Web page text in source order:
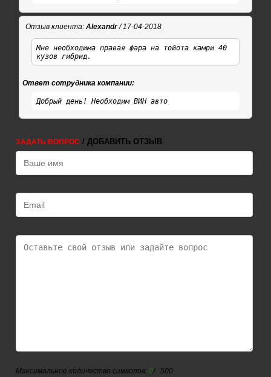
Отзыв клиента: Alexandr/ 17-04-2018
Мне необходима правая фара на тойота камри 40
кузов гибрид.
Ответ сотрудника компании:
Добрый день! Необходим ВИН авто
ЗАДАТЬ ВОПРОС / ДОБАВИТЬ ОТЗЫВ
Максимальное количество символов: 0/ 500